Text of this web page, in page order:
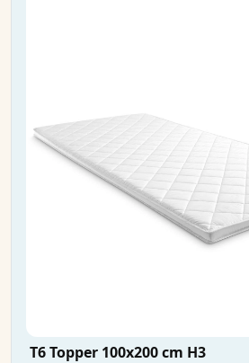
T6 Topper 100x200 cm H3